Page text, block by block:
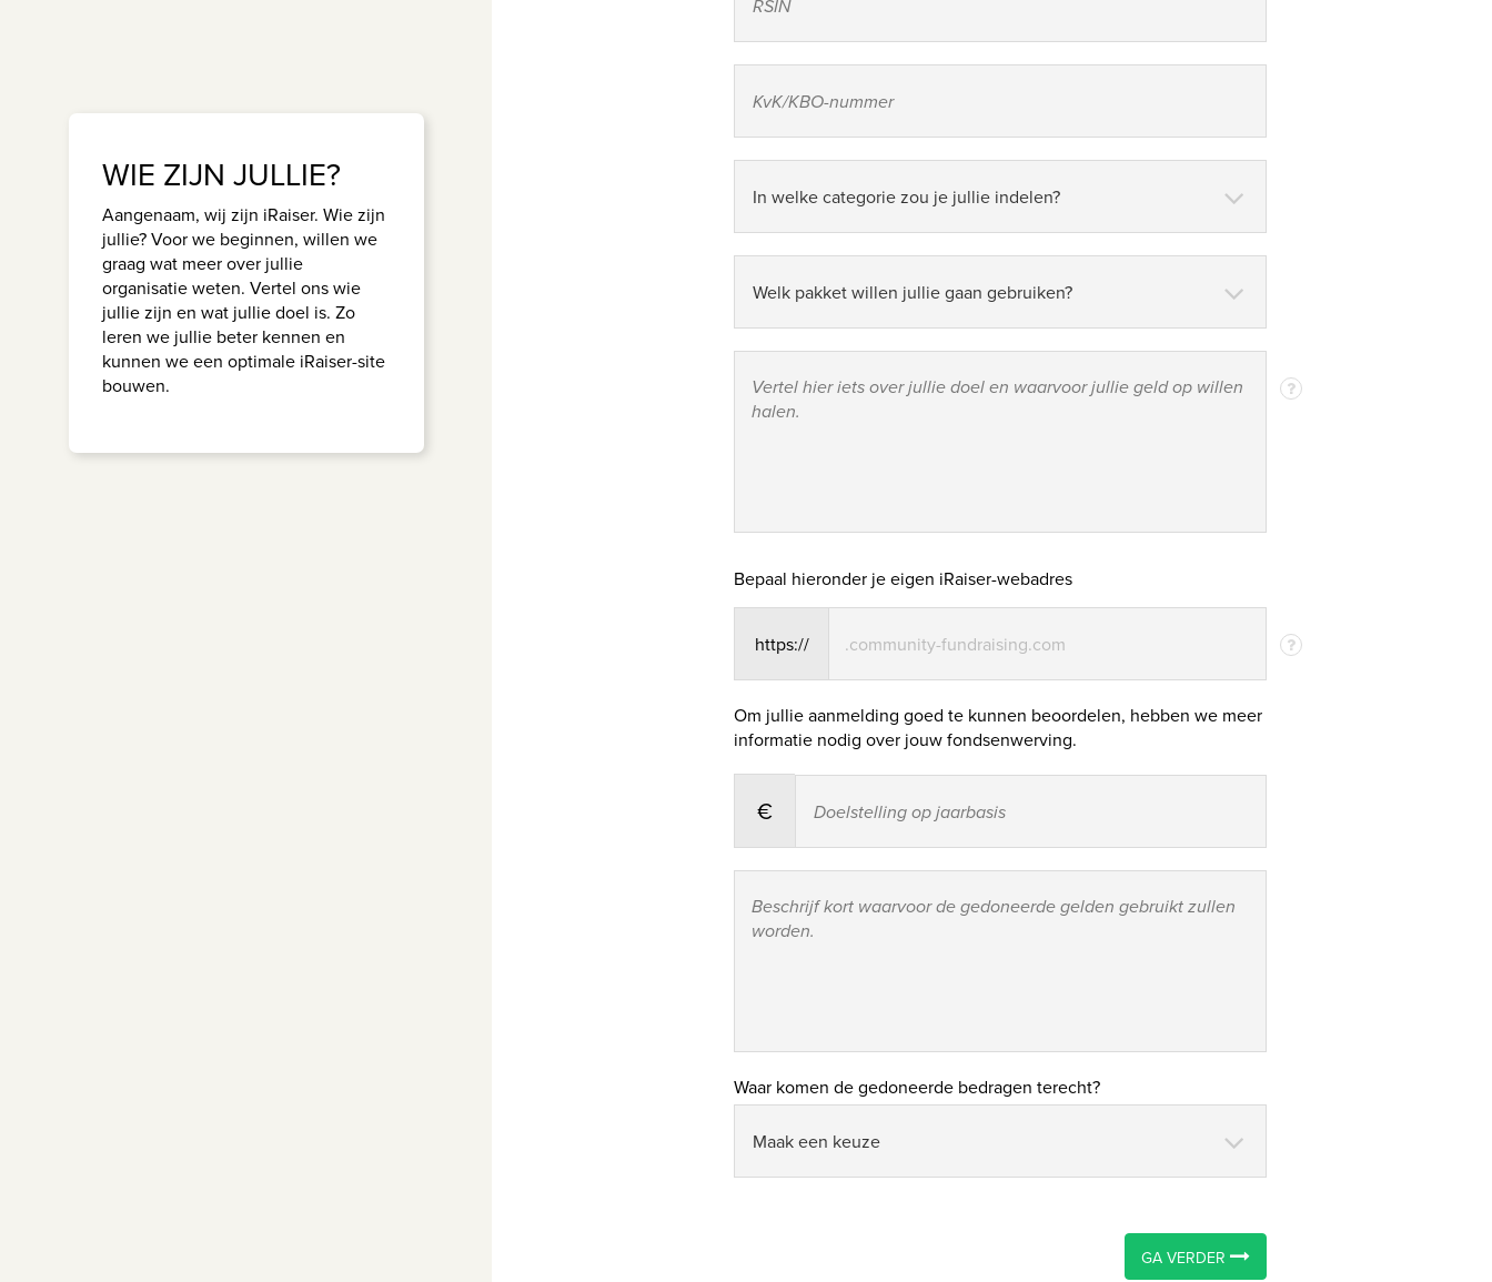
WIE ZIJN JULLIE?
Aangenaam, wij zijn iRaiser. Wie zijn
jullie? Voor we beginnen, willen we
graag wat meer over jullie
organisatie weten. Vertel ons wie
jullie zijn en wat jullie doel is. Zo
leren we jullie beter kennen en
kunnen we een optimale iRaiser-site
bouwen.
Bepaal hieronder je eigen iRaiser-webadres
https:// .community-fundraising.com
Om jullie aanmelding goed te kunnen beoordelen, hebben we meer
informatie nodig over jouw fondsenwerving.
€
Waar komen de gedoneerde bedragen terecht?
GA VERDER